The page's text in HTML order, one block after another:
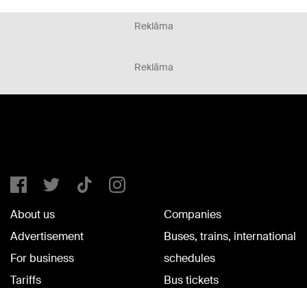
Reklāma
Reklāma
About us
Advertisement
For business
Tariffs
Companies
Buses, trains, international
schedules
Bus tickets